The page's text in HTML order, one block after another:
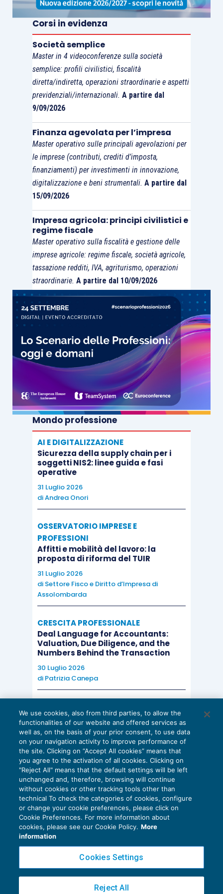
momento dell’esercizio sociale”[12].
Il socio deve, quindi, unicamente astenersi da
un’ingerenza nell’attività degli amministratori per
finalità di mera turbativa dell’operato di questi
ultimi, con la richiesta di informazioni di cui lo
stesso non abbia effettivamente necessità, al
solo scopo di ostacolare l’attività sociale; in tal
caso, infatti, l’esercizio del diritto non dovrebbe
ricevere tutela, in quanto mosso da interessi
ostruzionistici tali da rendere più gravoso
l’esercizio dell’attività sociale, con conseguente
legittimità del rifiuto opposto dagli amministratori
di fornire informazioni.
Diritto di consultazione
Anche il diritto di consultazione risulta avere un
oggetto molto esteso, tanto che la
giurisprudenza, in più occasioni
, si è occupata
della documentazione afferente la gestione
societaria (rectius, dei “
[…] documenti relativi
all’amministrazione”), tra i quali, in particolare:
il libro dei soci (oggi, tuttavia, non più
previsto);
il libro delle adunanze e delle deliberazioni
dell’assemblea;
il libro degli inventari;
il libro giornale e le schede di mastro;
le dichiarazioni fiscali;
le fatture di acquisto e di vendita;
gli estratti conto bancari;
i contratti di acquisto, di locazione e
affitto.
Recentemente, il Tribunale di Cagliari
di quanto già statuito dal Tribunale di Milano nel
accesso del socio si estende non soltanto ai libri
sociali ma a tutti i documenti e le scritture contabili,
i documenti fiscali e quelli riguardanti singoli affari
poiché il riferimento normativo ai “documenti relativi
all’amministrazione” appare in sé idoneo a
ricomprendere ogni documento concernente la
gestione della società e non consente letture
riduttive volte a distinguere, ad esempio, la
documentazione amministrativo – contabile da
quella più prettamente commerciale ”.
Sulla possibilità per il socio di accedere anche
alle scritture contabili si è espresso il Tribunale
di Napoli[15], il quale ha sostenuto che “… l’ampia
formulazione della norma consente di risolvere un
giurisprudenza: oggi non solo il singolo socio può
per negare che la consultazione possa estendersi
Corsi in evidenza
Società semplice
Master in 4 videoconferenze sulla società
semplice: profili civilistici, fiscalità
diretta/indiretta, operazioni straordinarie e aspetti
previdenziali/internazionali. A partire dal
9/09/2026
Finanza agevolata per l’impresa
Master operativo sulle principali agevolazioni per
le imprese (contributi, crediti d’imposta,
finanziamenti) per investimenti in innovazione,
digitalizzazione e beni strumentali. A partire dal
15/09/2026
Impresa agricola: principi civilistici e
regime fiscale
Master operativo sulla fiscalità e gestione delle
imprese agricole: regime fiscale, società agricole,
tassazione redditi, IVA, agriturismo, operazioni
straordinarie. A partire dal 10/09/2026
Mondo professione
AI E DIGITALIZZAZIONE
Sicurezza della supply chain per i
soggetti NIS2: linee guida e fasi
operative
31 Luglio 2026
diAndrea Onori
OSSERVATORIO IMPRESE E
PROFESSIONI
Affitti e mobilità del lavoro: la
proposta di riforma del TUIR
31 Luglio 2026
di Settore Fisco e Diritto d’Impresa di
Assolombarda
CRESCITA PROFESSIONALE
Deal Language for Accountants:
Valuation, Due Diligence, and the
Numbers Behind the Transaction
30 Luglio 2026
di Patrizia Canepa
EU AI Act e studi professionali: le
scadenze concrete
27 Luglio 2026
di Diego BarberieStefano Dovier
Privacy Policy
Cookie Policy
Copyright 2016 ©Gruppo Euroconference S.p.A.v2.32.2
Piazza Luigi Einaudi, 10N01 - 20124 Milano - info@ecnews.it
We use cookies, also from third parties, to allow the
functionalities of our website and offered services as
well as, on the basis of your prior consent, to use data
on your navigation activity to improve performance of
the site. Clicking on “Accept All cookies” means that
you agree to the activation of all cookies. Clicking on
"Reject All" means that the default settings will be left
unchanged and, therefore, browsing will continue
without cookies or other tracking tools other than
technical To check the categories of cookies, configure
or change your cookie preferences, please click on
Cookie Preferences. For more information about
cookies, please see our Cookie Policy. More
information
Cookies Settings
Reject All